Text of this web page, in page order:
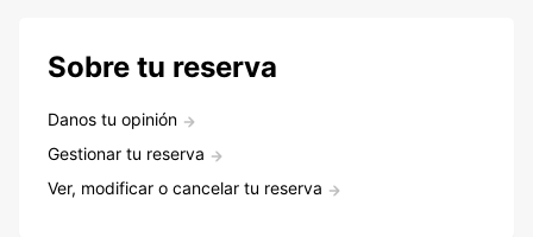
Sobre tu reserva
Danos tu opinión
Gestionar tu reserva
Ver, modificar o cancelar tu reserva